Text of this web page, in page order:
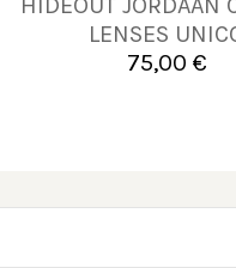
LENSES
75,00 €
UNICA
Añadir al